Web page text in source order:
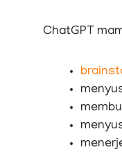
ChatGPT